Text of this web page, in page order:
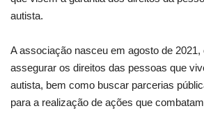
autista.
A associação nasceu em agosto de
assegurar os direitos das pessoas que
autista, bem como buscar parcerias
para a realização de ações que